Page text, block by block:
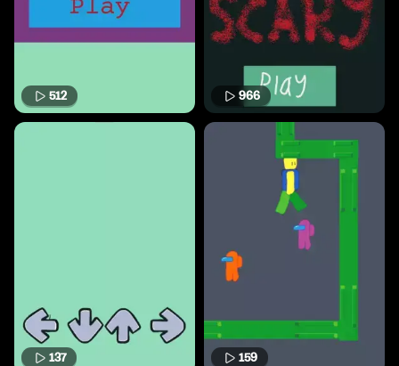
512 966
137 159